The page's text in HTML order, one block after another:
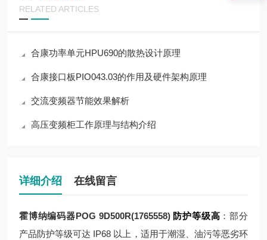
RELATED ARTICLES
合康功率单元HPU690的散热设计原理
合康接口板PIO043.03的作用及硬件架构原理
交流变频器节能效果解析
高压变频柜工作原理与结构介绍
详细介绍 在线留言
霍博纳编码器POG 9D500R(1765558) 防护等级高 ：部分
产品防护等级可达 IP68 以上，适用于潮湿、油污等恶劣环